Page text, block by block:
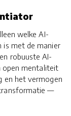
welke AI-
is met de manier
robuuste AI-
open mentaliteit
en het vermogen
—